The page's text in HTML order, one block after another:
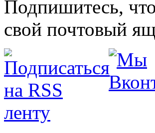
Подпишитесь,
свой почтовый